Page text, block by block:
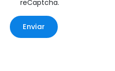
reCaptcha.
Enviar